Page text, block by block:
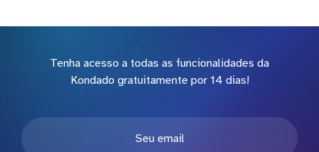
Tenha acesso a todas as funcionalidades da
Kondado gratuitamente por 14 dias!